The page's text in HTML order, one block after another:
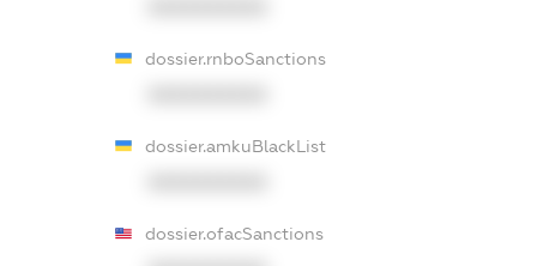
dossier.rnboSanctions
dossier.amkuBlackList
dossier.ofacSanctions